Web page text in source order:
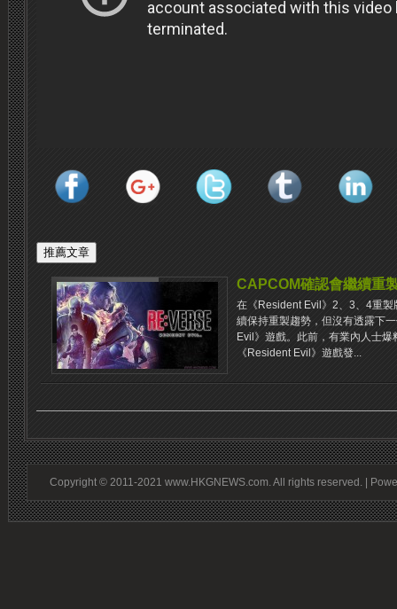
CAPCOM確認會繼續重
在《Resident Evil》2、3、4重
續保持重製趨勢，但沒有透露下
Evil》遊戲。此前，有業內人士
《Resident Evil》遊戲發...
Copyright © 2011-2021 www.HKGNEWS.com. All rights reserved. |